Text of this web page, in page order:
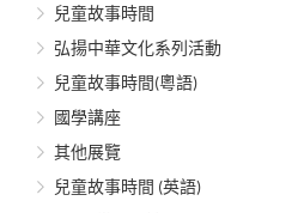
兒童故事時間
弘揚中華文化系列活動
兒童故事時間(粵語)
國學講座
其他展覽
兒童故事時間 (英語)